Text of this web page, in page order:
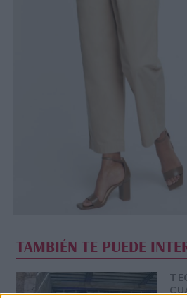
TAMBIÉN TE PUEDE